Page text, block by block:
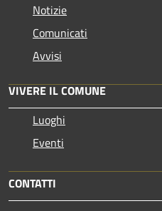
Notizie
Comunicati
Avvisi
VIVERE IL COMUNE
Luoghi
Eventi
CONTATTI